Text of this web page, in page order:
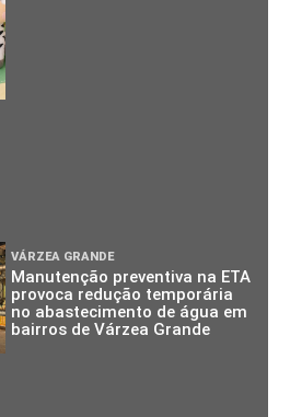
VÁRZEA GRANDE
Manutenção preventiva na ETA
provoca redução temporária
no abastecimento de água em
bairros de Várzea Grande